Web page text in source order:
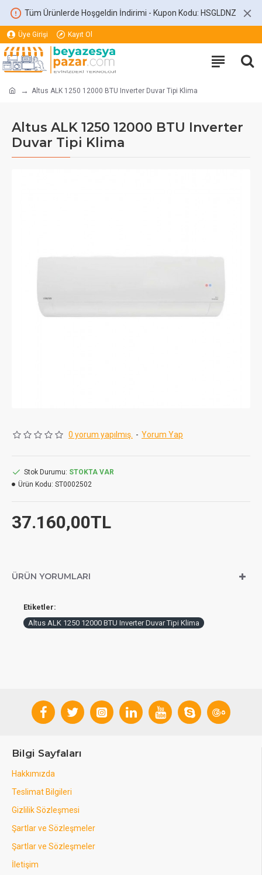
Tüm Ürünlerde Hoşgeldin İndirimi - Kupon Kodu: HSGLDNZ
Üye Girişi Kayıt Ol
Altus ALK 1250 12000 BTU Inverter Duvar Tipi Klima
Altus ALK 1250 12000 BTU Inverter
Duvar Tipi Klima
0 yorum yapılmış. - Yorum Yap
37.160,00TL
Stok Durumu: STOKTA VAR
Ürün Kodu: ST0002502
ÜRÜN YORUMLARI
Etiketler:
Altus ALK 1250 12000 BTU Inverter Duvar Tipi Klima
Bilgi Sayfaları
Hakkımızda
Teslimat Bilgileri
Gizlilik Sözleşmesi
Şartlar ve Sözleşmeler
Şartlar ve Sözleşmeler
İletişim